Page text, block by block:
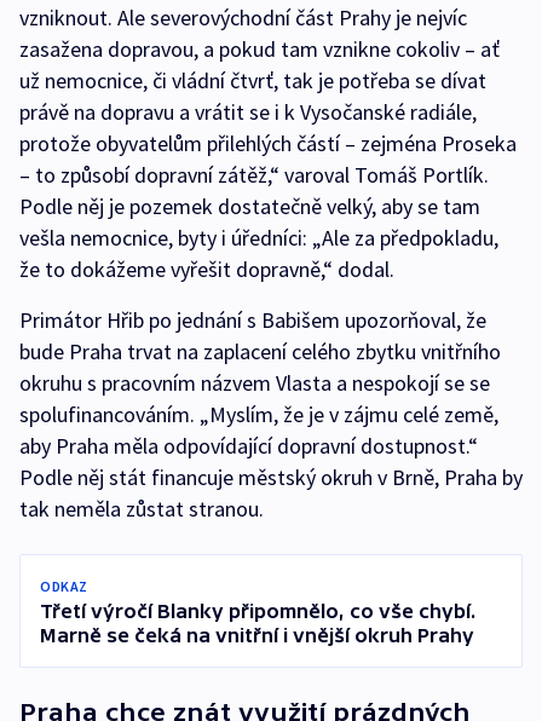
vzniknout. Ale severovýchodní část Prahy je nejvíc
zasažena dopravou, a pokud tam vznikne cokoliv – ať
už nemocnice, či vládní čtvrť, tak je potřeba se dívat
právě na dopravu a vrátit se i k Vysočanské radiále,
protože obyvatelům přilehlých částí – zejména Proseka
– to způsobí dopravní zátěž,“ varoval Tomáš Portlík.
Podle něj je pozemek dostatečně velký, aby se tam
vešla nemocnice, byty i úředníci: „Ale za předpokladu,
že to dokážeme vyřešit dopravně,“ dodal.
Primátor Hřib po jednání s Babišem upozorňoval, že
bude Praha trvat na zaplacení celého zbytku vnitřního
okruhu s pracovním názvem Vlasta a nespokojí se se
spolufinancováním. „Myslím, že je v zájmu celé země,
aby Praha měla odpovídající dopravní dostupnost.“
Podle něj stát financuje městský okruh v Brně, Praha by
tak neměla zůstat stranou.
ODKAZ
Třetí výročí Blanky připomnělo, co vše chybí.
Marně se čeká na vnitřní i vnější okruh Prahy
Praha chce znát využití prázdných